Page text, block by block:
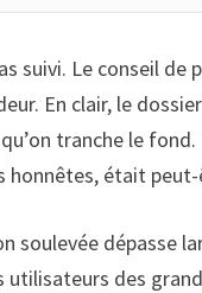
suivi. Le conseil
En clair, le
tranche le
honnêtes, était
soulevée dépasse
des